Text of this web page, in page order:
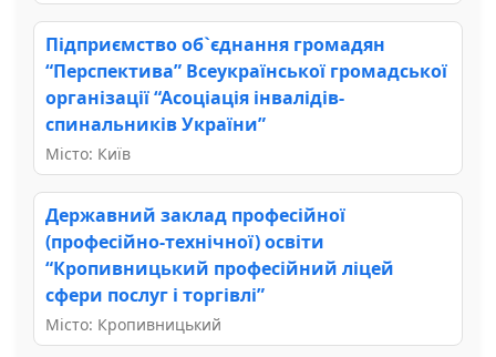
Підприємство об`єднання громадян
“Перспектива” Всеукраїнської громадської
організації “Асоціація інвалідів-
спинальників України”
Місто: Київ
Державний заклад професійної
(професійно-технічної) освіти
“Кропивницький професійний ліцей
сфери послуг і торгівлі”
Місто: Кропивницький